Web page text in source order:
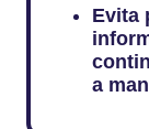
Evita
a